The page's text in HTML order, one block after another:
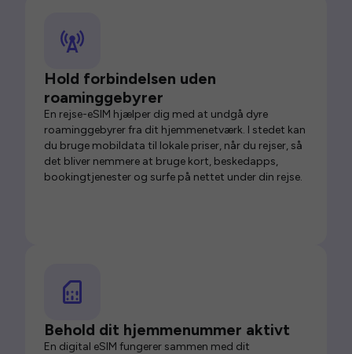
Hold forbindelsen uden
roaminggebyrer
En rejse-eSIM hjælper dig med at undgå dyre
roaminggebyrer fra dit hjemmenetværk. I stedet kan
du bruge mobildata til lokale priser, når du rejser, så
det bliver nemmere at bruge kort, beskedapps,
bookingtjenester og surfe på nettet under din rejse.
Behold dit hjemmenummer aktivt
En digital eSIM fungerer sammen med dit